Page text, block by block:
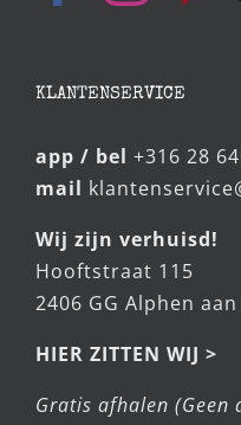
KLANTENSERVICE
app / bel +316 28
mail
Wij zijn verhuisd!
Hooftstraat 115
2406 GG Alphen
HIER ZITTEN WIJ >
Gratis afhalen (Geen